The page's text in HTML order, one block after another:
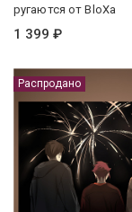
ругаются от BloXa
1 399 ₽
Распродано